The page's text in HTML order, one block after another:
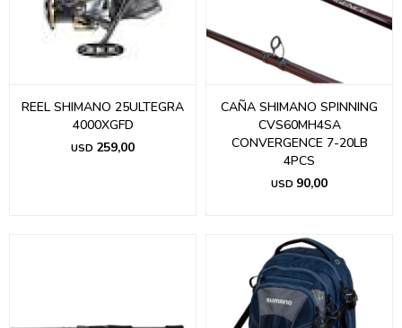
REEL SHIMANO 25ULTEGRA
4000XGFD
USD 259,00
CAÑA SHIMANO SPINNING
CVS60MH4SA
CONVERGENCE 7-20LB
4PCS
USD 90,00